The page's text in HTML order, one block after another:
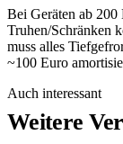
Bei Geräten ab
Truhen/Schränken
muss alles
~100 Euro
Auch interessant
Weitere